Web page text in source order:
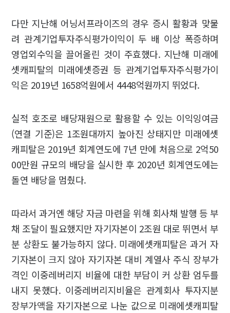
다만 지난해 어닝서프라이즈의 경우 증시 활황과 맞물
려 관계기업투자주식평가이익이 두 배 이상 폭증하며
영업외수익을 끌어올린 것이 주효했다. 지난해 미래에
셋캐피탈의 미래에셋증권 등 관계기업투자주식평가이
익은 2019년 1658억원에서 4448억원까지 뛰었다.
실적 호조로 배당재원으로 활용할 수 있는 이익잉여금
(연결 기준)은 1조원대까지 높아진 상태지만 미래에셋
캐피탈은 2019년 회계연도에 7년 만에 처음으로 2억50
00만원 규모의 배당을 실시한 후 2020년 회계연도에는
돌연 배당을 멈췄다.
따라서 과거엔 해당 자금 마련을 위해 회사채 발행 등 부
채 조달이 필요했지만 자기자본이 2조원 대로 뛰면서 부
분 상환도 불가능하지 않다. 미래에셋캐피탈은 과거 자
기자본이 크지 않아 자기자본 대비 계열사 주식 장부가
격인 이중레버리지 비율에 대한 부담이 커 상환 엄두를
내지 못했다. 이중레버리지비율은 관계회사 투자지분
장부가액을 자기자본으로 나눈 값으로 미래에셋캐피탈